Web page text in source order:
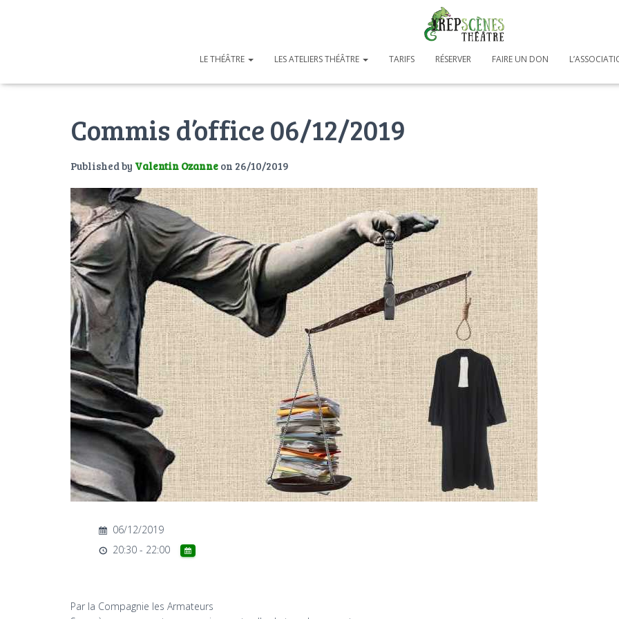
LE THÉÂTRE LES ATELIERS THÉÂTRE TARIFS RÉSERVER FAIRE UN DON
Commis d’office 06/12/2019
Published by Valentin Ozanne on 26/10/2019
06/12/2019
20:30 - 22:00
Par la Compagnie les Armateurs